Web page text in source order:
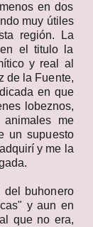
en dos
muy útiles
región. La
el titulo la
y real al
de la Fuente,
en que
lobeznos,
me
un supuesto
y me la
del buhonero
y aun en
que no era,